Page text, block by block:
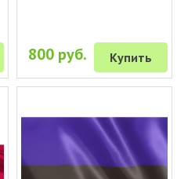
800 руб. Купить